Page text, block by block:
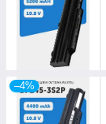
–4%